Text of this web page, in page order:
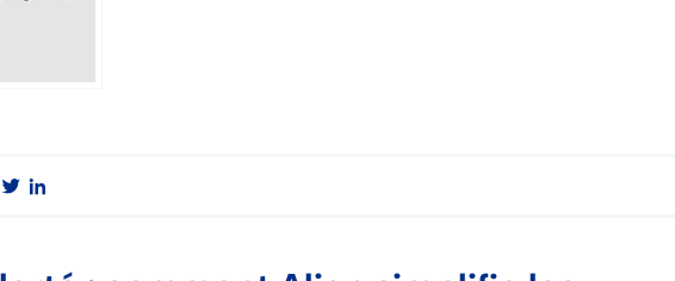
Pinterest
Twitter